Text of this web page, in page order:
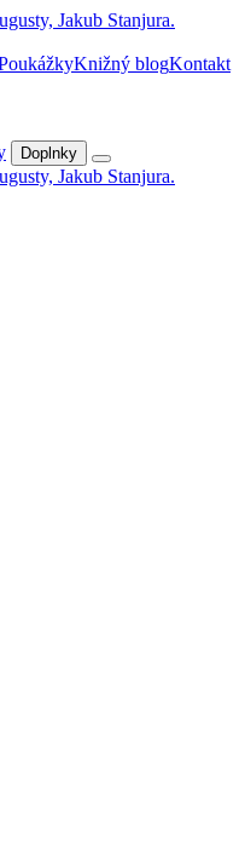
Knižný blogKontakt
Doplnky